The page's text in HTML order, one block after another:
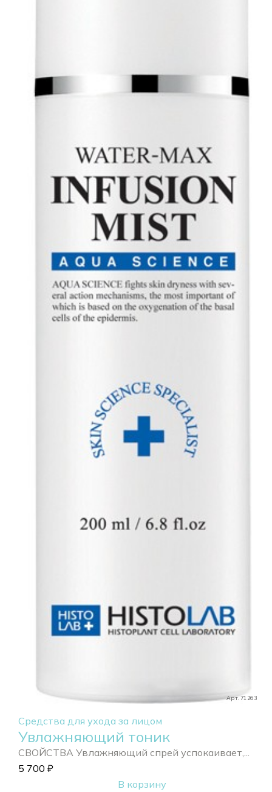
Арт. 71263
Средства для ухода за лицом
Увлажняющий тоник
СВОЙСТВА Увлажняющий спрей успокаивает,...
5 700 ₽
В корзину